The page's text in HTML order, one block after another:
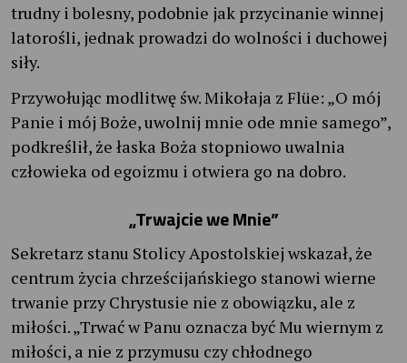
trudny i bolesny, podobnie jak przycinanie winnej
latorośli, jednak prowadzi do wolności i duchowej
siły.
Przywołując modlitwę św. Mikołaja z Flüe: „O mój
Panie i mój Boże, uwolnij mnie ode mnie samego”,
podkreślił, że łaska Boża stopniowo uwalnia
człowieka od egoizmu i otwiera go na dobro.
„Trwajcie we Mnie”
Sekretarz stanu Stolicy Apostolskiej wskazał, że
centrum życia chrześcijańskiego stanowi wierne
trwanie przy Chrystusie nie z obowiązku, ale z
miłości. „Trwać w Panu oznacza być Mu wiernym z
miłości, a nie z przymusu czy chłodnego